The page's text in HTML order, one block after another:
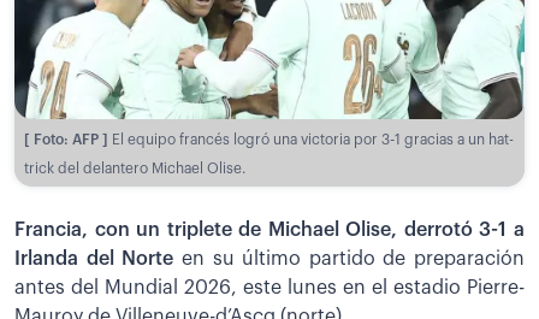
[ Foto: AFP ]
El equipo francés logró una victoria por 3-1 gracias a un hat-
trick del delantero Michael Olise.
Francia, con un triplete de Michael Olise, derrotó 3-1 a
Irlanda del Norte en su último partido de preparación
antes del Mundial 2026, este lunes en el estadio Pierre-